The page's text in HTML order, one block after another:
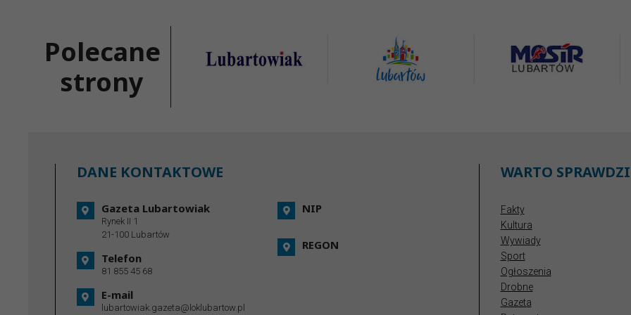
Polecane
strony
DANE KONTAKTOWE
Gazeta Lubartowiak
Rynek II 1
21-100 Lubartów
Telefon
81 855 45 68
E-mail
lubartowiak.gazeta@loklubartow.pl
NIP
REGON
WARTO
Fakty
Kultura
Wywiady
Sport
Ogłoszenia
Drobne
Gazeta